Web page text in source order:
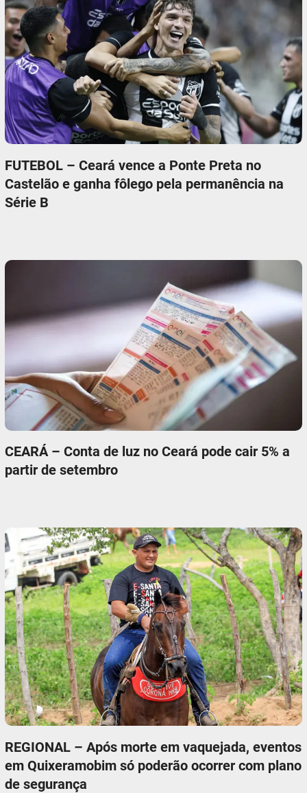
FUTEBOL – Ceará vence a Ponte Preta no
Castelão e ganha fôlego pela permanência na
Série B
CEARÁ – Conta de luz no Ceará pode cair 5% a
partir de setembro
REGIONAL – Após morte em vaquejada, eventos
em Quixeramobim só poderão ocorrer com plano
de segurança